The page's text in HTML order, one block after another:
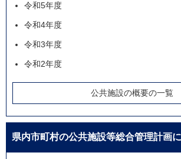
令和5年度
令和4年度
令和3年度
令和2年度
公共施設の概要の一覧
県内市町村の公共施設等総合管理計画